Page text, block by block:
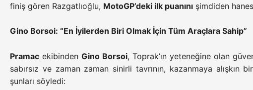
finiş gören Razgatlıoğlu, MotoGP’deki ilk puanını şimdiden
Gino Borsoi: “En İyilerden Biri Olmak İçin Tüm Araçlara Sahip”
Pramac ekibinden Gino Borsoi, Toprak’ın yeteneğine olan
sabırsız ve zaman zaman sinirli tavrının, kazanmaya
şunları söyledi: